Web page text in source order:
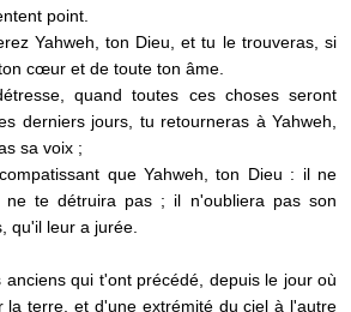
point.
Yahweh, ton Dieu, et tu le trouveras, si
cœur et de toute ton âme.
quand toutes ces choses seront
derniers jours, tu retourneras à Yahweh,
sa voix ;
que Yahweh, ton Dieu : il ne
ne te détruira pas ; il n'oubliera pas son
qu'il leur a jurée.
qui t'ont précédé, depuis le jour où
la terre, et d'une extrémité du ciel à l'autre